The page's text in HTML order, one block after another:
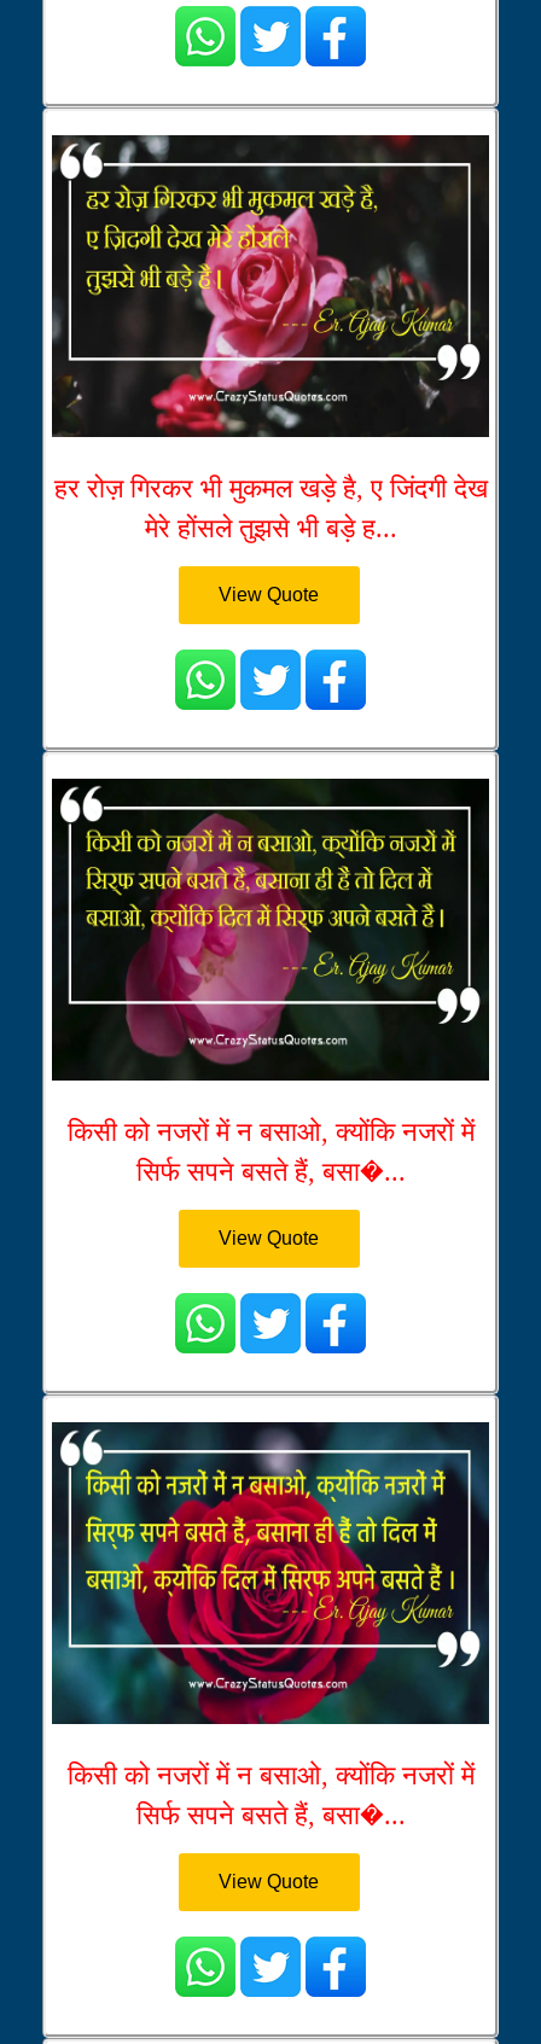
हर रोज़ गिरकर भी मुकमल खड़े है, ए जिंदगी देख
मेरे होंसले तुझसे भी बड़े ह...
View Quote
किसी को नजरों में न बसाओ, क्योंकि नजरों में
सिर्फ सपने बसते हैं, बसा�...
View Quote
किसी को नजरों में न बसाओ, क्योंकि नजरों में
सिर्फ सपने बसते हैं, बसा�...
View Quote